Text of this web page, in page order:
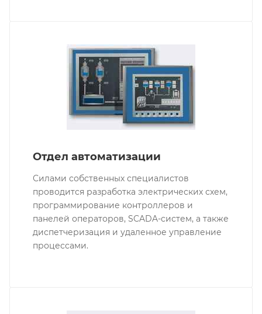
Отдел автоматизации
Силами собственных специалистов
проводится разработка электрических схем,
программирование контроллеров и
панелей операторов, SCADA-систем, а также
диспетчеризация и удаленное управление
процессами.